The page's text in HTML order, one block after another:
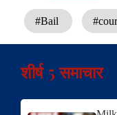
#Bail
शीर्ष 5 समाचार